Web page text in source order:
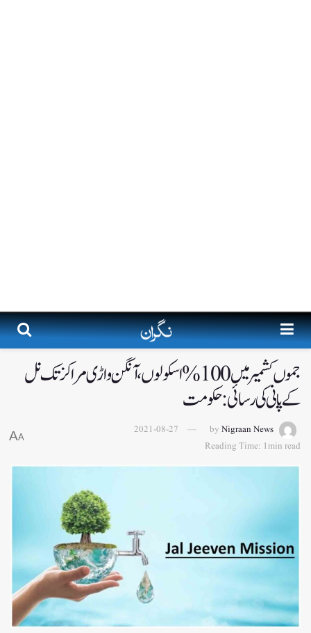
جموں کشمیر میں 100%اسکولوں، آنگن واڑی مراکز تک نل
کے پانی کی رسائی: حکومت
by Nigraan News
2021-08-27
Reading Time: 1min read
A
A